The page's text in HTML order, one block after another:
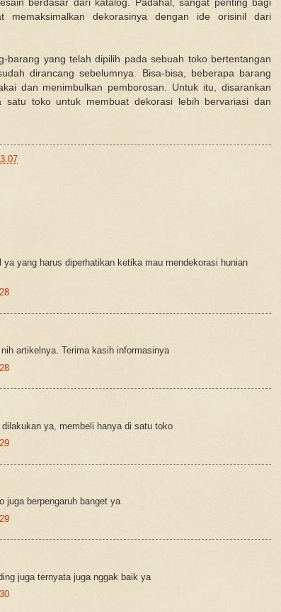
berdasar dari katalog. Padahal, sangat penting bagi
memaksimalkan dekorasinya dengan ide orisinil dari
barang yang telah dipilih pada sebuah toko bertentangan
dirancang sebelumnya. Bisa-bisa, beberapa barang
dan menimbulkan pemborosan. Untuk itu, disarankan
satu toko untuk membuat dekorasi lebih bervariasi dan
ya yang harus diperhatikan ketika mau mendekorasi hunian
artikelnya. Terima kasih informasinya
dilakukan ya, membeli hanya di satu toko
juga berpengaruh banget ya
juga ternyata juga nggak baik ya